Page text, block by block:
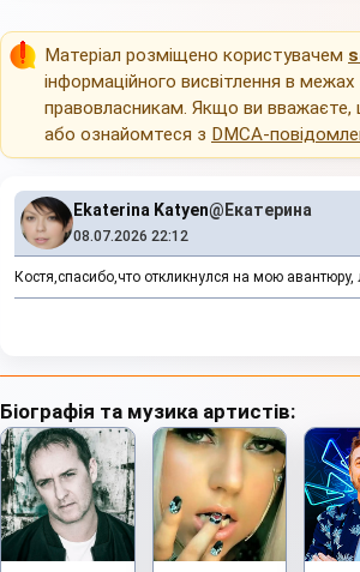
Матеріал розміщено користувачем
інформаційного висвітлення в
правовласникам. Якщо ви вважаєте,
або ознайомтеся з DMCA-
Ekaterina Katyen@Екатерина
08.07.2026 22:12
Костя,спасибо,что откликнулся на мою
Біографія та музика артистів: